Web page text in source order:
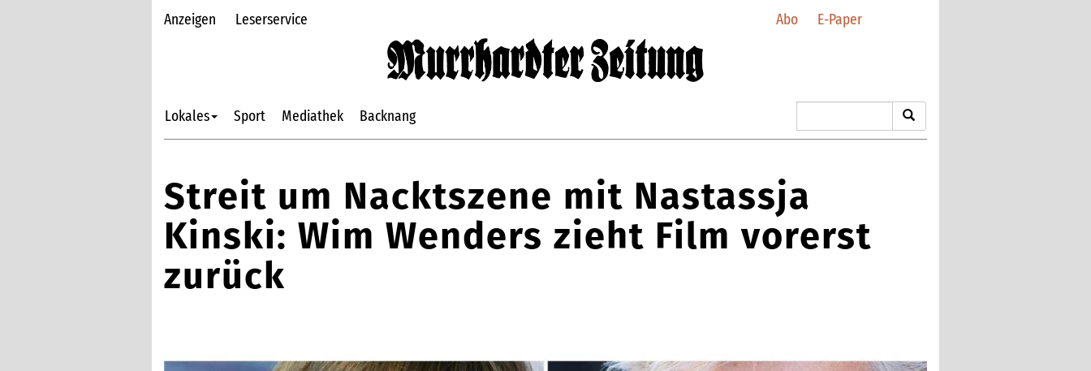
Anzeigen Leserservice Abo E-Paper
Lokales Sport Mediathek Backnang
Streit um Nacktszene mit Nastassja
Kinski: Wim Wenders zieht Film vorerst
zurück